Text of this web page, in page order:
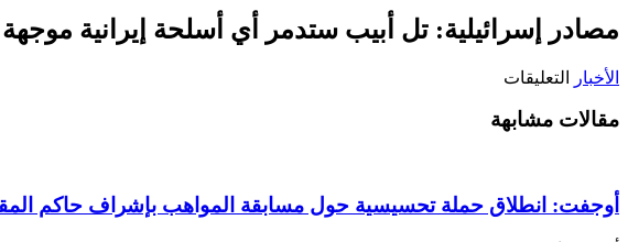
مصادر إسرائيلية: تل أبيب ستدمر أي أسلحة إيرانية
الأخبار التعليقات
إسرائيلية:
أي
أسلحة
مقالات مشابهة
أوجفت: انطلاق حملة تحسيسية حول مسابقة المواهب بإشراف حاكم